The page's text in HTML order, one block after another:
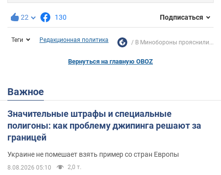
22 130 Подписаться
Теги Редакционная политика В Минобороны прояснили...
Вернуться на главную OBOZ
Важное
Значительные штрафы и специальные
полигоны: как проблему джипинга решают за
границей
Украине не помешает взять пример со стран Европы
8.08.2026 05:10 2,0 т.